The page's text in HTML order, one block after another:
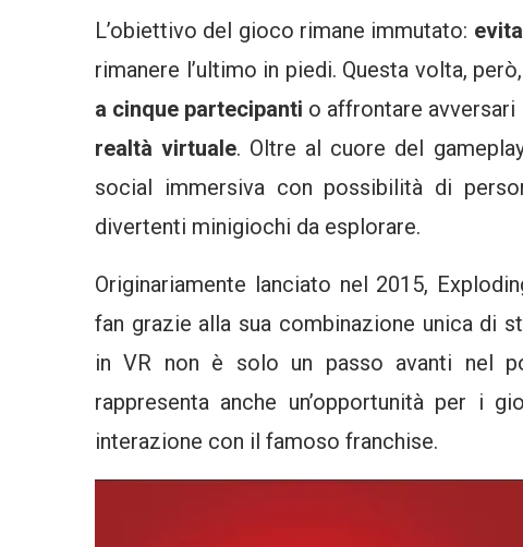
L’obiettivo del gioco rimane immutato:
rimanere l’ultimo in piedi. Questa volta,
a cinque partecipanti o affrontare
realtà virtuale. Oltre al cuore del
social immersiva con possibilità di
divertenti minigiochi da esplorare.
Originariamente lanciato nel 2015,
fan grazie alla sua combinazione unica di
in VR non è solo un passo avanti nel
rappresenta anche un’opportunità per i
interazione con il famoso franchise.